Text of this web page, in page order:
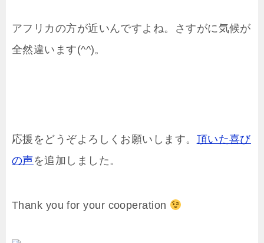
アフリカの方が近いんですよね。さすがに気候が
全然違います(^^)。
応援をどうぞよろしくお願いします。 頂いた喜び
の声を追加しました。
Thank you for your cooperation